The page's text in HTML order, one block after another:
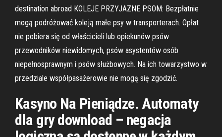
destination abroad KOLEJE PRZYJAZNE PSOM: Bezpłatnie
mogą podróżować koleją małe psy w transporterach. Opłat
nie pobiera się od właścicieli lub opiekunów psów
przewodników niewidomych, psów asystentów osób
niepełnosprawnym i psów służbowych. Na ich towarzystwo w
przedziale współpasażerowie nie mogą się zgodzić.
Kasyno Na Pieniądze. Automaty
dla gry download – negacja